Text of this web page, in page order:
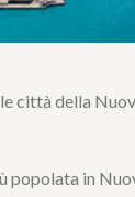
città della
popolata in